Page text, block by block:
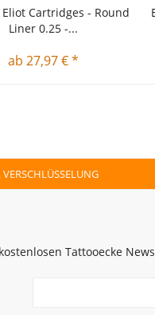
Eliot Cartridges - Round
Liner 0.25 -...
ab 27,97 € *
VERSCHLÜSSELUNG
Tattooecke